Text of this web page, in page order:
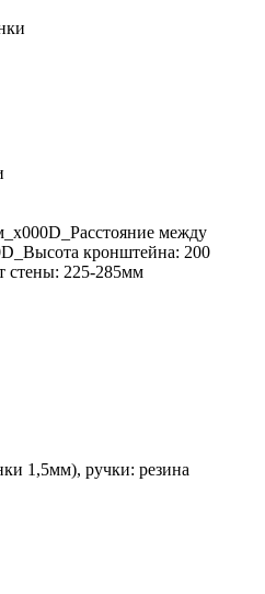
между
кронштейна: 200
стены: 225-285мм
1,5мм), ручки: резина